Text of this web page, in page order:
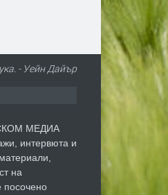
- Уейн Дайър
МЕДИА
интервюта и
на
посочено